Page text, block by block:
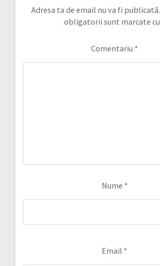
Adresa ta de email nu va fi publicată.
obligatorii sunt marcate cu
Comentariu *
Nume *
Email *